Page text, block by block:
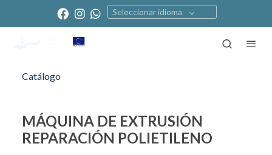
Seleccionar idioma
Catálogo
MÁQUINA DE EXTRUSIÓN
REPARACIÓN POLIETILENO